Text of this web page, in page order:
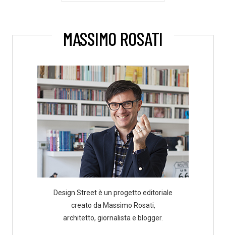
MASSIMO ROSATI
Design Street è un progetto editoriale
creato da Massimo Rosati,
architetto, giornalista e blogger.